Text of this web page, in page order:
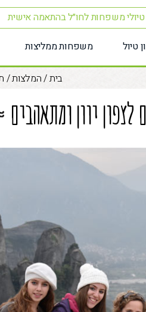
טיולי משפחות לחו״ל בהתאמה אישית
טיול משפחות ממליצות
בית/המלצות/
יוון ומתאהבים